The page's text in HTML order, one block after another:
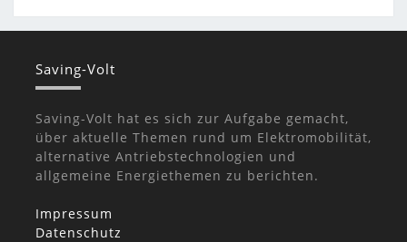
Saving-Volt
Saving-Volt hat es sich zur Aufgabe gemacht,
über aktuelle Themen rund um Elektromobilität,
alternative Antriebstechnologien und
allgemeine Energiethemen zu berichten.
Impressum
Datenschutz